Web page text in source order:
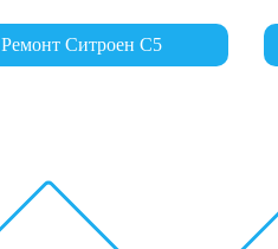
Ремонт Ситроен С5